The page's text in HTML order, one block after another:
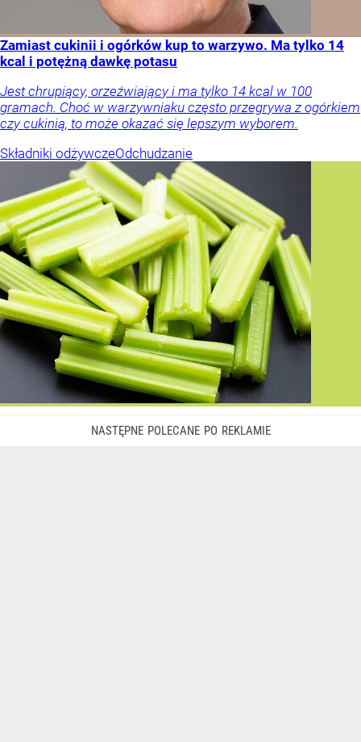
Zamiast cukinii i ogórków kup to warzywo. Ma tylko 14
kcal i potężną dawkę potasu
Jest chrupiący, orzeźwiający i ma tylko 14 kcal w 100
gramach. Choć w warzywniaku często przegrywa z ogórkiem
czy cukinią, to może okazać się lepszym wyborem.
Składniki odżywczeOdchudzanie